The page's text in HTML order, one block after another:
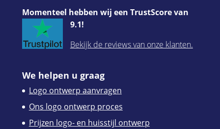
Momenteel hebben wij een TrustScore van
9.1!
Bekijk de reviews van onze klanten.
We helpen u graag
Logo ontwerp aanvragen
Ons logo ontwerp proces
Prijzen logo- en huisstijl ontwerp